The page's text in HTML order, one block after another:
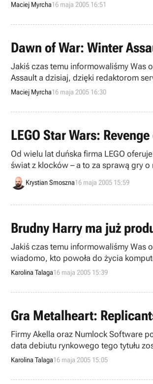
Maciej Myrcha16 maja 2005 16:51
Dawn of War: Winter
Jakiś czas temu informowaliśmy Was
Assault a dzisiaj, dzięki redaktorom
Maciej Myrcha16 maja 2005 16:30
LEGO Star Wars:
Od wielu lat duńska firma LEGO
świat z klocków – a to za sprawą gry
najnowszą edycję swoich wyrobów –
Krystian Smoszna16 maja 2005 15:59
Brudny Harry ma już
Jakiś czas temu informowaliśmy Was o
wiadomo, kto powoła do życia
Collective.
Karolina Talaga16 maja 2005 15:39
Gra Metalheart:
Firmy Akella oraz Numlock Software
data debiutu rynkowego tego tytułu
Karolina Talaga16 maja 2005 15:05